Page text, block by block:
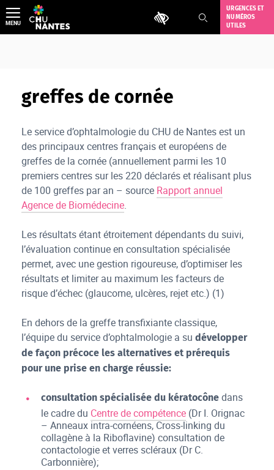
Aller
au
contenu
Outils d'accessibilité
URGENCES ET
NUMÉROS
UTILES
MENU
greffes de cornée
Le service d’ophtalmologie du CHU de Nantes est un
des principaux centres français et européens de
greffes de la cornée (annuellement parmi les 10
premiers centres sur les 220 déclarés et réalisant plus
de 100 greffes par an – source Rapport annuel
Agence de Biomédecine.
Les résultats étant étroitement dépendants du suivi,
l’évaluation continue en consultation spécialisée
permet, avec une gestion rigoureuse, d’optimiser les
résultats et limiter au maximum les facteurs de
risque d’échec (glaucome, ulcères, rejet etc.) (1)
En dehors de la greffe transfixiante classique,
l’équipe du service d’ophtalmologie a sudévelopper
de façon précoce les alternatives et prérequis
pour une prise en charge réussie:
consultation spécialisée du kératocône dans
le cadre du Centre de compétence (Dr I. Orignac
– Anneaux intra-cornéens, Cross-linking du
collagène à la Riboflavine) consultation de
contactologie et verres scléraux (Dr C.
Carbonnière);